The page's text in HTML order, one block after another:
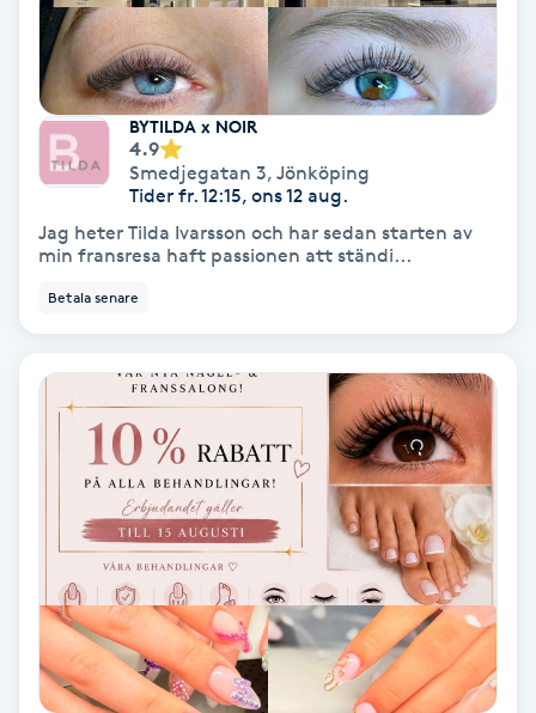
IPL hårborttagning
IR-massage
Japansk massage
Kemisk peeling
Keratinbehandling
Kinesiologi
Kinesisk medicin
Kiropraktik
BYTILDA x NOIR
4.9
Smedjegatan 3, Jönköping
Tider fr. 12:15, ons 12 aug.
Jag heter Tilda Ivarsson och har sedan starten av
min fransresa haft passionen att ständi...
Betala senare